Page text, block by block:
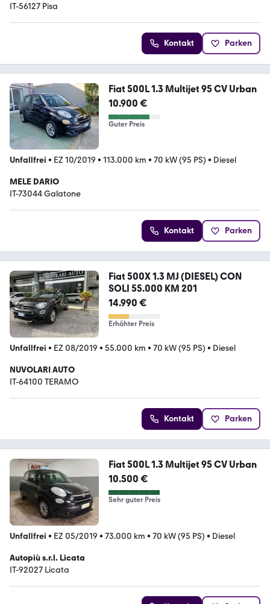
IT-56127 Pisa
Kontakt Parken
Fiat 500L 1.3 Multijet 95 CV Urban
10.900 €
Guter Preis
Unfallfrei • EZ 10/2019 • 113.000 km • 70 kW (95 PS) • Diesel
MELE DARIO
IT-73044 Galatone
Kontakt Parken
Fiat 500X 1.3 MJ (DIESEL) CON
SOLI 55.000 KM 201
14.990 €
Erhöhter Preis
Unfallfrei • EZ 08/2019 • 55.000 km • 70 kW (95 PS) • Diesel
NUVOLARI AUTO
IT-64100 TERAMO
Kontakt Parken
Fiat 500L 1.3 Multijet 95 CV Urban
10.500 €
Sehr guter Preis
Unfallfrei • EZ 05/2019 • 73.000 km • 70 kW (95 PS) • Diesel
Autopiù s.r.l. Licata
IT-92027 Licata